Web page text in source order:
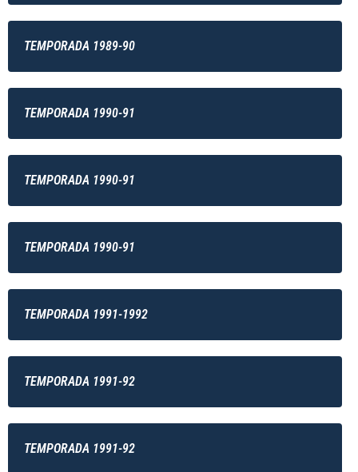
TEMPORADA 1989-90
TEMPORADA 1990-91
TEMPORADA 1990-91
TEMPORADA 1990-91
TEMPORADA 1991-1992
TEMPORADA 1991-92
TEMPORADA 1991-92